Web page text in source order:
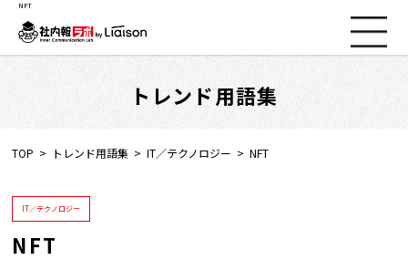
社内報ノウハウ
セミナー情報
Web社内報
NFT
トレンド用語集
TOP トレンド用語集 IT／テクノロジー NFT
IT／テクノロジー
NFT